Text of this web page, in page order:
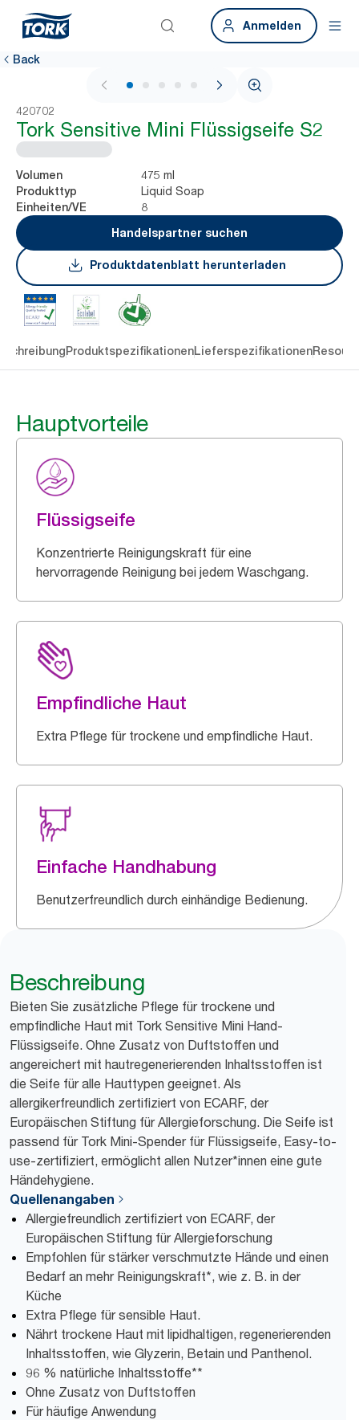
Anmelden
Back
1 / 5
420702
Tork Sensitive Mini Flüssigseife S2
Volumen 475 ml
Produkttyp Liquid Soap
Einheiten/VE
8
Handelspartner suchen
Produktdatenblatt herunterladen
ProduktspezifikationenLieferspezifikationen
Hauptvorteile
Flüssigseife
Konzentrierte Reinigungskraft für eine
hervorragende Reinigung bei jedem Waschgang.
Empfindliche Haut
Extra Pflege für trockene und empfindliche Haut.
Einfache Handhabung
Benutzerfreundlich durch einhändige Bedienung.
Beschreibung
Bieten Sie zusätzliche Pflege für trockene und
empfindliche Haut mit Tork Sensitive Mini Hand-
Flüssigseife. Ohne Zusatz von Duftstoffen und
angereichert mit hautregenerierenden Inhaltsstoffen ist
die Seife für alle Hauttypen geeignet. Als
allergikerfreundlich zertifiziert von ECARF, der
Europäischen Stiftung für Allergieforschung. Die Seife ist
passend für Tork Mini-Spender für Flüssigseife, Easy-to-
use-zertifiziert, ermöglicht allen Nutzer*innen eine gute
Händehygiene.
Quellenangaben
Allergiefreundlich zertifiziert von ECARF, der
Europäischen Stiftung für Allergieforschung
Empfohlen für stärker verschmutzte Hände und einen
Bedarf an mehr Reinigungskraft*, wie z. B. in der
Küche
Extra Pflege für sensible Haut.
Nährt trockene Haut mit lipidhaltigen, regenerierenden
Inhaltsstoffen, wie Glyzerin, Betain und Panthenol.
96 % natürliche Inhaltsstoffe**
Ohne Zusatz von Duftstoffen
Für häufige Anwendung